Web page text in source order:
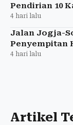
Pendirian 10
4 hari lalu
Jalan Jogja-
Penyempitan
4 hari lalu
Artikel